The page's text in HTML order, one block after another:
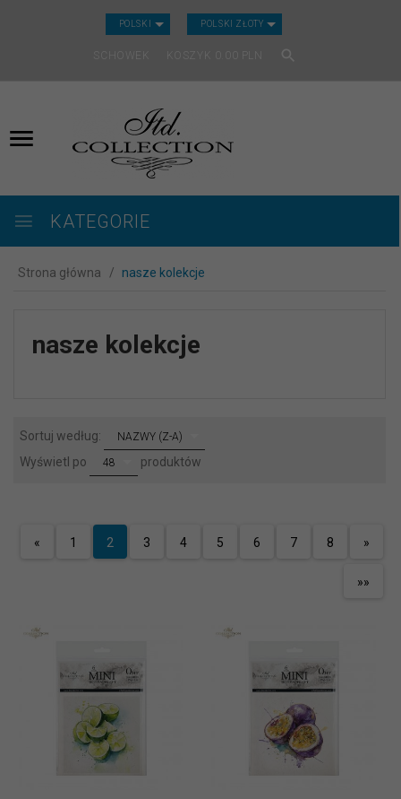
POLSKI CURRENCY_H
POLSKI ZŁOTY
SCHOWEK KOSZYK
KATEGORIE
Strona główna nasze kolekcje
nasze kolekcje
Sortuj według: sortNAZWY (Z-A)
Wyświetl po pop48 produktów
« 1 2 3 4 5 6 7 8 »
»»